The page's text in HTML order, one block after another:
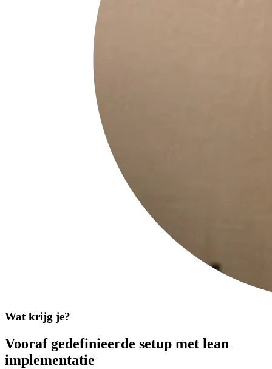
Wat krijg je?
Vooraf gedefinieerde setup met lean
implementatie